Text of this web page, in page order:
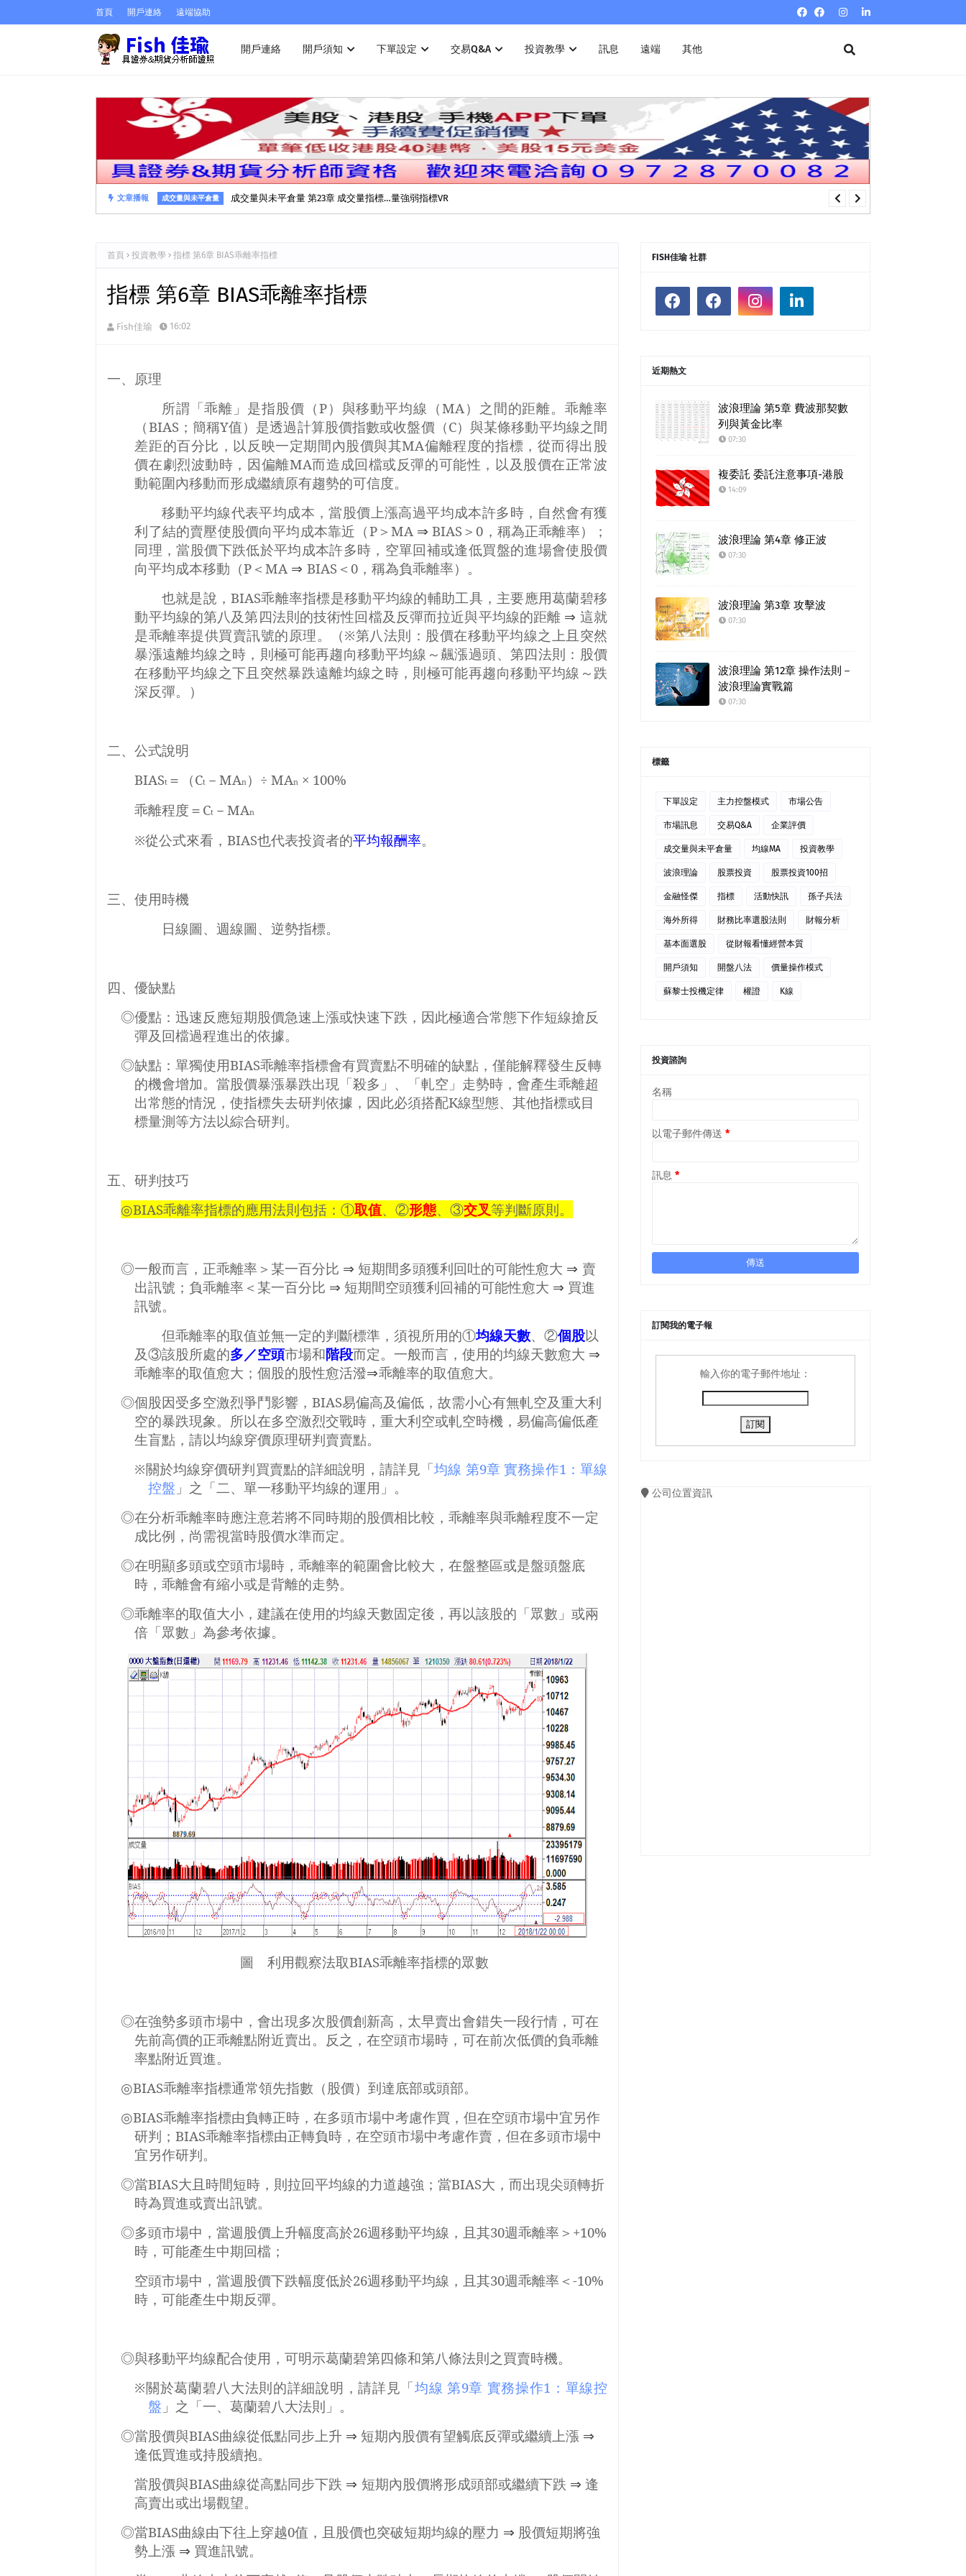
首頁 開戶連絡 遠端協助
開戶連絡 開戶須知 下單設定 交易Q&A 投資教學 訊息 遠端 其他
文章播報
成交量與未平倉量
首頁 投資教學 指標 第6章 BIAS乖離率指標
指標 第6章 BIAS乖離率指標
Fish佳瑜 16:02
一、原理
所謂「乖離」是指股價（P）與移動平均線（MA）之間的距離。乖離率
（BIAS；簡稱Y值）是透過計算股價指數或收盤價（C）與某條移動平均線之間
差距的百分比，以反映一定期間內股價與其MA偏離程度的指標，從而得出股
價在劇烈波動時，因偏離MA而造成回檔或反彈的可能性，以及股價在正常波
動範圍內移動而形成繼續原有趨勢的可信度。
移動平均線代表平均成本，當股價上漲高過平均成本許多時，自然會有獲
利了結的賣壓使股價向平均成本靠近（P＞ MA ⇒ BIAS ＞ 0 ，稱為正乖離率）；
同理，當股價下跌低於平均成本許多時，空單回補或逢低買盤的進場會使股價
向平均成本移動（P ＜MA ⇒ BIAS＜ 0，稱為負乖離率）。
也就是說，BIAS乖離率指標是移動平均線的輔助工具，主要應用葛蘭碧移
動平均線的第八及第四法則的技術性回檔及反彈而拉近與平均線的距離 ⇒ 這就
是乖離率提供買賣訊號的原理。（※第八法則：股價在移動平均線之上且突然
暴漲遠離均線之時，則極可能再趨向移動平均線～飆漲過頭、第四法則：股價
在移動平均線之下且突然暴跌遠離均線之時，則極可能再趨向移動平均線～跌
深反彈。）
二、公式說明
BIASt ＝（Ct －MAn ）÷MAn × 100%
乖離程度＝ Ct －MAn
※從公式來看，BIAS也代表投資者的平均報酬率。
三、使用時機
日線圖、週線圖、逆勢指標。
四、優缺點
◎優點：迅速反應短期股價急速上漲或快速下跌，因此極適合常態下作短線搶反
彈及回檔過程進出的依據。
◎缺點：單獨使用BIAS乖離率指標會有買賣點不明確的缺點，僅能解釋發生反轉
的機會增加。當股價暴漲暴跌出現「殺多」、「軋空」走勢時，會產生乖離超
出常態的情況，使指標失去研判依據，因此必須搭配K線型態、其他指標或目
標量測等方法以綜合研判。
五、研判技巧
◎BIAS乖離率指標的應用法則包括：①取值、②形態、③交叉等判斷原則。
◎一般而言，正乖離率＞某一百分比 ⇒ 短期間多頭獲利回吐的可能性愈大 ⇒ 賣
出訊號；負乖離率＜某一百分比 ⇒ 短期間空頭獲利回補的可能性愈大 ⇒ 買進
訊號。
但乖離率的取值並無一定的判斷標準，須視所用的①均線天數、②個股以
及③該股所處的多／空頭市場和階段而定。一般而言，使用的均線天數愈大 ⇒
乖離率的取值愈大；個股的股性愈活潑⇒乖離率的取值愈大。
◎個股因受多空激烈爭鬥影響，BIAS易偏高及偏低，故需小心有無軋空及重大利
空的暴跌現象。所以在多空激烈交戰時，重大利空或軋空時機，易偏高偏低產
生盲點，請以均線穿價原理研判賣賣點。
※關於均線穿價研判買賣點的詳細說明，請詳見「均線 第9章 實務操作1 ：單線
控盤 」之「二、單一移動平均線的運用」。
◎在分析乖離率時應注意若將不同時期的股價相比較，乖離率與乖離程度不一定
成比例，尚需視當時股價水準而定。
◎在明顯多頭或空頭市場時，乖離率的範圍會比較大，在盤整區或是盤頭盤底
時，乖離會有縮小或是背離的走勢。
◎乖離率的取值大小，建議在使用的均線天數固定後，再以該股的「眾數」或兩
倍「眾數」為參考依據。
圖 利用觀察法取BIAS乖離率指標的眾數
◎在強勢多頭市場中，會出現多次股價創新高，太早賣出會錯失一段行情，可在
先前高價的正乖離點附近賣出。反之，在空頭市場時，可在前次低價的負乖離
率點附近買進。
◎BIAS乖離率指標通常領先指數（股價）到達底部或頭部。
◎BIAS乖離率指標由負轉正時，在多頭市場中考慮作買，但在空頭市場中宜另作
研判； BIAS乖離率指標由正轉負時，在空頭市場中考慮作賣，但在多頭市場中
宜另作研判。
◎當BIAS大且時間短時，則拉回平均線的力道越強；當BIAS大，而出現尖頭轉折
時為買進或賣出訊號。
◎多頭市場中，當週股價上升幅度高於26週移動平均線，且其30週乖離率＞ +10%
時，可能產生中期回檔；
空頭市場中，當週股價下跌幅度低於26週移動平均線，且其30週乖離率＜-10%
時，可能產生中期反彈。
◎與移動平均線配合使用，可明示葛蘭碧第四條和第八條法則之買賣時機。
※關於葛蘭碧八大法則的詳細說明，請詳見「均線 第9章 實務操作1 ：單線控
盤 」之「一、葛蘭碧八大法則」。
◎當股價與BIAS曲線從低點同步上升 ⇒ 短期內股價有望觸底反彈或繼續上漲 ⇒
逢低買進或持股續抱。
當股價與BIAS曲線從高點同步下跌 ⇒ 短期內股價將形成頭部或繼續下跌 ⇒ 逢
高賣出或出場觀望。
◎當BIAS曲線由下往上穿越0值，且股價也突破短期均線的壓力 ⇒ 股價短期將強
勢上漲 ⇒ 買進訊號。
FISH佳瑜 社群
近期熱文
波浪理論 第5章 費波那契數
列與黃金比率
07:30
複委託 委託注意事項-港股
14:09
波浪理論 第4章 修正波
07:30
波浪理論 第3章 攻擊波
07:30
波浪理論 第12章 操作法則－
波浪理論實戰篇
07:30
標籤
下單設定 主力控盤模式 市場公告
市場訊息 交易Q&A 企業評價
成交量與未平倉量 均線MA 投資教學
波浪理論 股票投資 股票投資100招
金融怪傑 指標 活動快訊 孫子兵法
海外所得 財務比率選股法則 財報分析
基本面選股 從財報看懂經營本質
開戶須知 開盤八法 價量操作模式
蘇黎士投機定律 權證 K線
投資諮詢
名稱
以電子郵件傳送 *
訊息 *
訂閱我的電子報
輸入你的電子郵件地址：
公司位置資訊